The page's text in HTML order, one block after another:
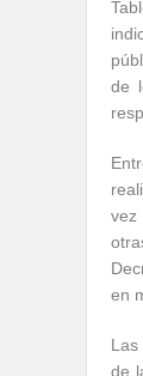
de
vez
en
de